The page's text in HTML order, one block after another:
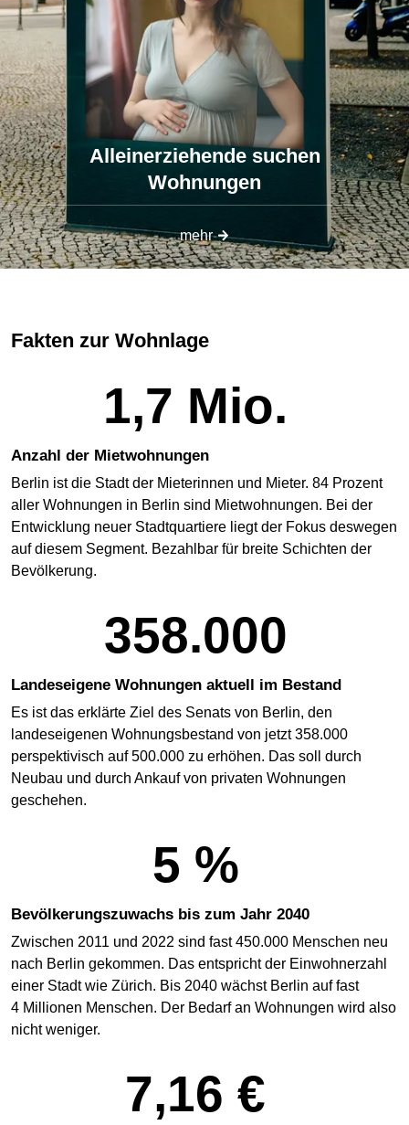
Alleinerziehende suchen
Wohnungen
mehr
Fakten zur Wohnlage
1,7 Mio.
Anzahl der Mietwohnungen
Berlin ist die Stadt der Mieterinnen und Mieter. 84 Prozent
aller Wohnungen in Berlin sind Mietwohnungen. Bei der
Entwicklung neuer Stadtquartiere liegt der Fokus deswegen
auf diesem Segment. Bezahlbar für breite Schichten der
Bevölkerung.
358.000
Landeseigene Wohnungen aktuell im Bestand
Es ist das erklärte Ziel des Senats von Berlin, den
landeseigenen Wohnungs­bestand von jetzt 358.000
perspektivisch auf 500.000 zu erhöhen. Das soll durch
Neubau und durch Ankauf von privaten Wohnungen
geschehen.
5 %
Bevölkerungszuwachs bis zum Jahr 2040
Zwischen 2011 und 2022 sind fast 450.000 Menschen neu
nach Berlin gekommen. Das entspricht der Einwohnerzahl
einer Stadt wie Zürich. Bis 2040 wächst Berlin auf fast
4 Millionen Menschen. Der Bedarf an Wohnungen wird also
nicht weniger.
7,16 €